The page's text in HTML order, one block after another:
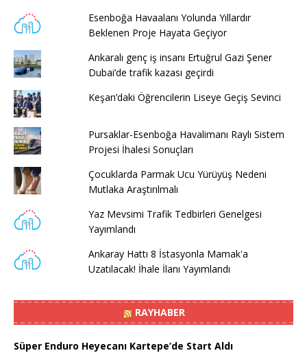
Esenboğa Havaalanı Yolunda Yıllardır
Beklenen Proje Hayata Geçiyor
Ankaralı genç iş insanı Ertuğrul Gazi Şener
Dubai’de trafik kazası geçirdi
Keşan’daki Öğrencilerin Liseye Geçiş Sevinci
Pursaklar-Esenboğa Havalimanı Raylı Sistem
Projesi İhalesi Sonuçları
Çocuklarda Parmak Ucu Yürüyüş Nedeni
Mutlaka Araştırılmalı
Yaz Mevsimi Trafik Tedbirleri Genelgesi
Yayımlandı
Ankaray Hattı 8 İstasyonla Mamak'a
Uzatılacak! İhale İlanı Yayımlandı
RAYHABER
Süper Enduro Heyecanı Kartepe’de Start Aldı